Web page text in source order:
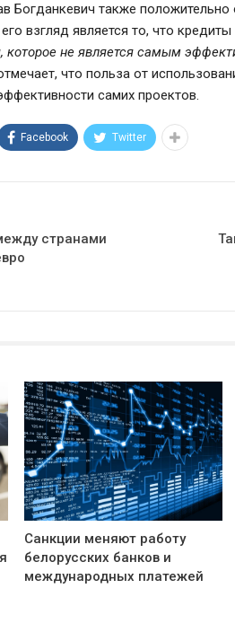
Богданкевич также положительно
взгляд является то, что
которое не является самым
что польза от
самих проектов.
Facebook Twitter
странами
Санкции меняют работу
белорусских банков и
международных платежей